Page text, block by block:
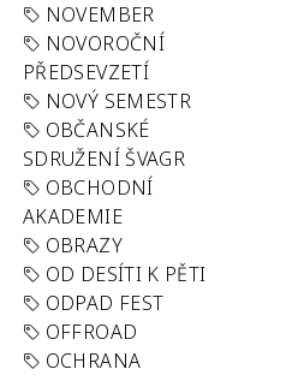
NOVEMBER
NOVOROČNÍ
PŘEDSEVZETÍ
NOVÝ SEMESTR
OBČANSKÉ
SDRUŽENÍ ŠVAGR
OBCHODNÍ
AKADEMIE
OBRAZY
OD DESÍTI K PĚTI
ODPAD FEST
OFFROAD
OCHRANA